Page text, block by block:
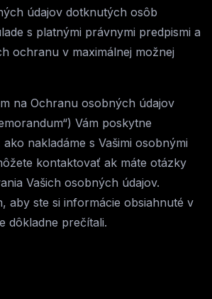
údajov dotknutých osôb
s platnými právnymi predpismi a
ochranu v maximálnej možnej
na Ochranu osobných údajov
Vám poskytne
nakladáme s Vašimi osobnými
kontaktovať ak máte otázky
Vašich osobných údajov.
aby ste si informácie obsiahnuté v
dôkladne prečítali.